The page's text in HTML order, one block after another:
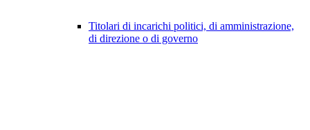
Titolari di incarichi politici, di amministrazione,
di direzione o di governo